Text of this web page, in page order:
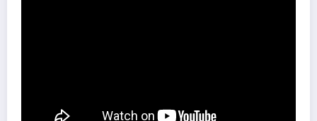
d’innovation collective, impliquant tous les acteurs du territoire.